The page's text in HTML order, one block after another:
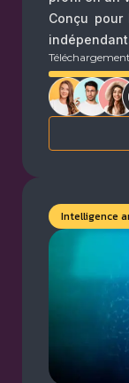
Conçu pour
Téléchargement
Intelligence